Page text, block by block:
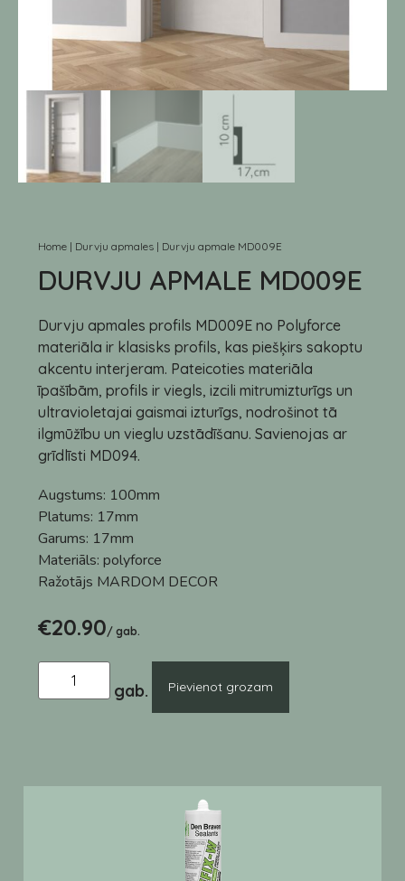
Home | Durvju apmales | Durvju apmale MD009E
DURVJU APMALE MD009E
Durvju apmales profils MD009E no Polyforce
materiāla ir klasisks profils, kas piešķirs sakoptu
akcentu interjeram. Pateicoties materiāla
īpašībām, profils ir viegls, izcili mitrumizturīgs un
ultravioletajai gaismai izturīgs, nodrošinot tā
ilgmūžību un vieglu uzstādīšanu. Savienojas ar
grīdlīsti MD094.
Augstums: 100mm
Platums: 17mm
Garums: 17mm
Materiāls: polyforce
Ražotājs MARDOM DECOR
€20.90/ gab.
Pievienot grozam